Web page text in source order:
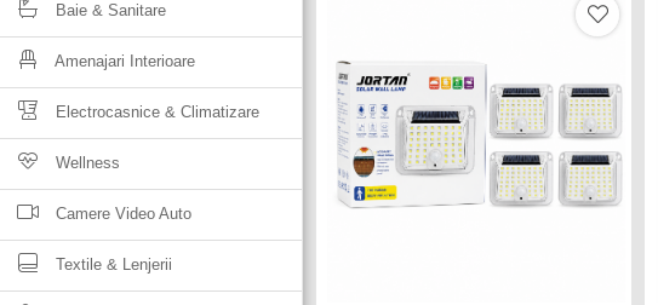
Baie & Sanitare
Amenajari Interioare
Electrocasnice & Climatizare
Wellness
Camere Video Auto
Textile & Lenjerii